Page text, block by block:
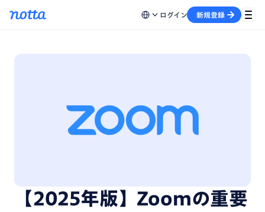
ログイン 新規登録
【2025年版】Zoomの重要